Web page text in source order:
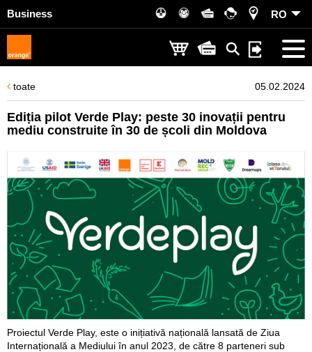
Business RO
toate 05.02.2024
Ediția pilot Verde Play: peste 30 inovații pentru
mediu construite în 30 de școli din Moldova
Proiectul Verde Play, este o inițiativă națională lansată de Ziua
Internațională a Mediului în anul 2023, de către 8 parteneri sub